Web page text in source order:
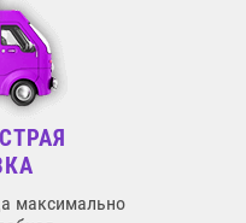
максимально